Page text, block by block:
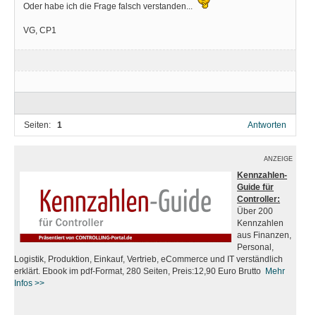
Oder habe ich die Frage falsch verstanden...
VG, CP1
Seiten: 1 Antworten
ANZEIGE
Kennzahlen-
Guide für
Controller:
Über 200
Kennzahlen
aus Finanzen,
Personal,
Logistik, Produktion, Einkauf, Vertrieb, eCommerce und IT verständlich
erklärt. Ebook im pdf-Format, 280 Seiten, Preis:12,90 Euro Brutto Mehr
Infos >>